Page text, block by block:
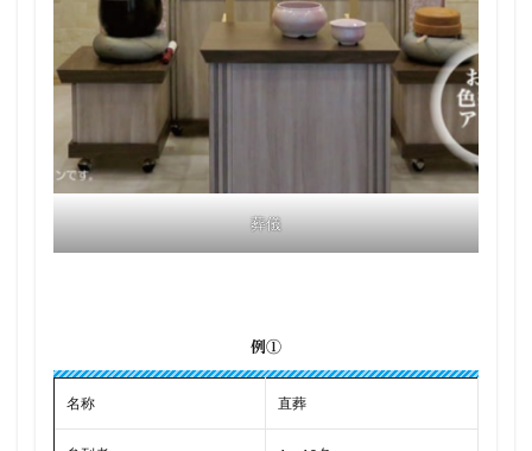
葬儀
例①
名称 直葬